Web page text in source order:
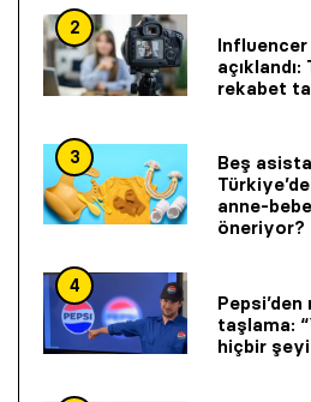
2
Influencer
rekabet
3
Beş
anne-
öneriyor?
4
taşlama:
hiçbir